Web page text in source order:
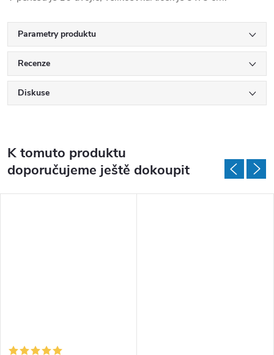
Parametry produktu
Recenze
Diskuse
K tomuto produktu
doporučujeme ještě dokoupit